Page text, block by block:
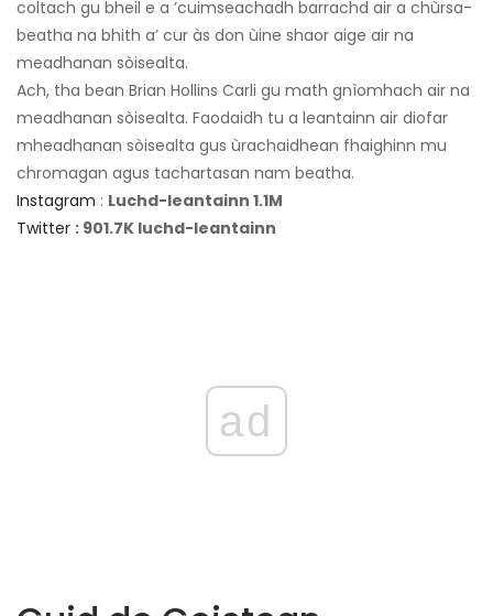
coltach gu bheil e a ’cuimseachadh barrachd air a chùrsa-
beatha na bhith a’ cur às don ùine shaor aige air na
meadhanan sòisealta.
Ach, tha bean Brian Hollins Carli gu math gnìomhach air na
meadhanan sòisealta. Faodaidh tu a leantainn air diofar
mheadhanan sòisealta gus ùrachaidhean fhaighinn mu
chromagan agus tachartasan nam beatha.
Instagram : Luchd-leantainn 1.1M
Twitter : 901.7K luchd-leantainn
ad